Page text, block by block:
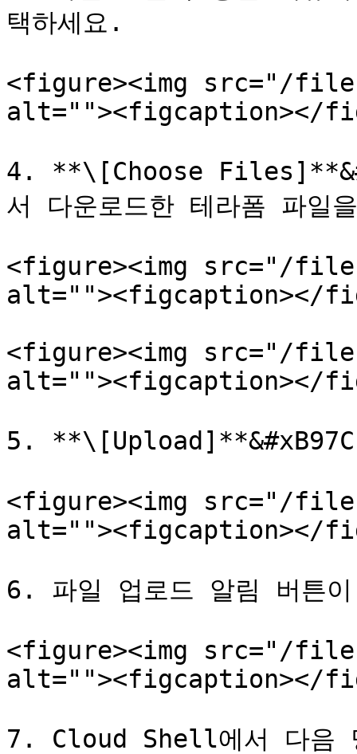
택하세요.
<figure><img src="/files/
alt=""><figcaption></
4. **\[Choose
서 다운로드한 테라폼 파일
<figure><img src="/files/
alt=""><figcaption></
<figure><img src="/
alt=""><figcaption></
5.
<figure><img src="/files/
alt=""><figcaption></
6. 파일 업로드 알림 버튼
<figure><img src="/files/
alt=""><figcaption></
7. Cloud Shell에서 다음